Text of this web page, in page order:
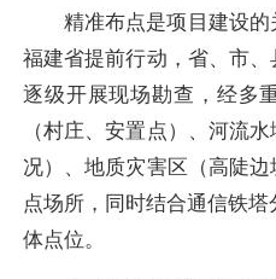
精准布点是项目建设
福建省提前行动，省、市
逐级开展现场勘查，经多
（村庄、安置点）、河流
况）、地质灾害区（高陡
点场所，同时结合通信铁
体点位。